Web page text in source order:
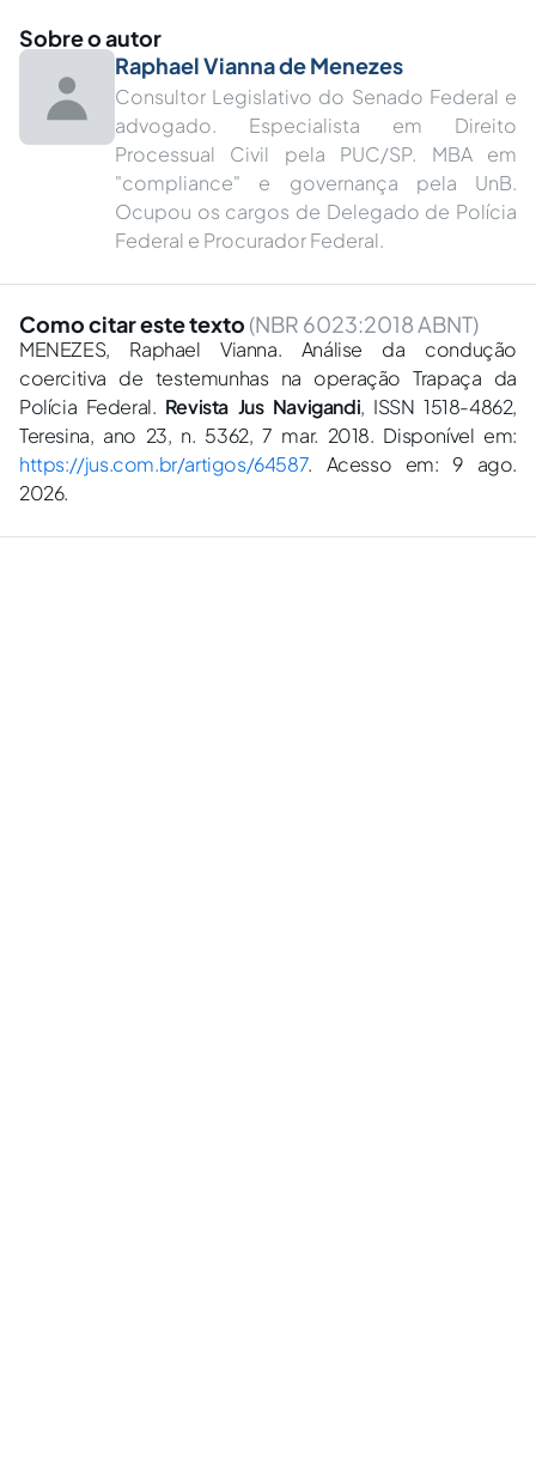
Sobre o autor
Raphael Vianna de Menezes
Consultor Legislativo do Senado Federal e
advogado. Especialista em Direito
Processual Civil pela PUC/SP. MBA em
"compliance" e governança pela UnB.
Ocupou os cargos de Delegado de Polícia
Federal e Procurador Federal.
Como citar este texto (NBR 6023:2018 ABNT)
MENEZES, Raphael Vianna. Análise da condução
coercitiva de testemunhas na operação Trapaça da
Polícia Federal. Revista Jus Navigandi, ISSN 1518-4862,
Teresina, ano 23, n. 5362, 7 mar. 2018. Disponível em:
https://jus.com.br/artigos/64587. Acesso em: 9 ago.
2026.